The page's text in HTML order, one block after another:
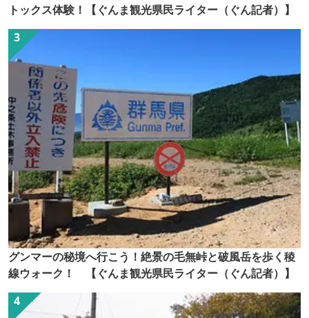
トックス体験！【ぐんま観光県民ライター（ぐん記者）】
グンマーの秘境へ行こう！絶景の毛無峠と破風岳を歩く稜
線ウォーク！ 【ぐんま観光県民ライター（ぐん記者）】